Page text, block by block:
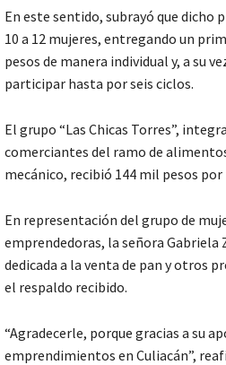
En este sentido, subrayó que dicho
10 a 12 mujeres, entregando un
pesos de manera individual y, a su
participar hasta por seis ciclos.
El grupo “Las Chicas Torres”,
comerciantes del ramo de
mecánico, recibió 144 mil pesos
En representación del grupo de
emprendedoras, la señora Gabriela
dedicada a la venta de pan y otros
el respaldo recibido.
“Agradecerle, porque gracias a su
emprendimientos en Culiacán”,